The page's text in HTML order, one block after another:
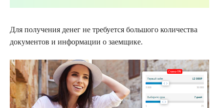
Для получения денег не требуется большого количества
документов и информации о заемщике.